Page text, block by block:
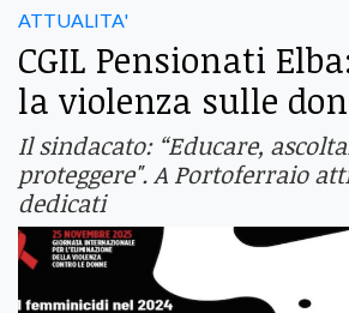
ATTUALITA'
CGIL Pensionati
la violenza sulle
Il sindacato: “Educare,
proteggere". A Portoferraio
dedicati